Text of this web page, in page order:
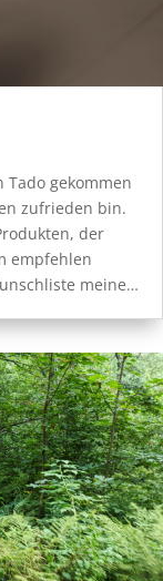
gekommen
zufrieden bin.
der
empfehlen
meine…